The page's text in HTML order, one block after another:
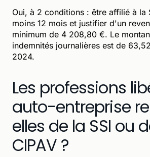
Oui, à 2 conditions : être affilié à la
moins 12 mois et justifier d'un
minimum de 4 208,80 €. Le
indemnités journalières est de
2024.
Les professions
auto-entreprise
elles de la SSI ou
CIPAV ?